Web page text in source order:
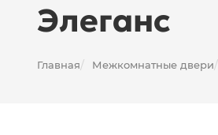
Элеганс
Главная/ Межкомнатные двери/